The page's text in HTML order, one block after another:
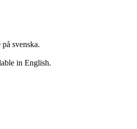
svenska.
in English.